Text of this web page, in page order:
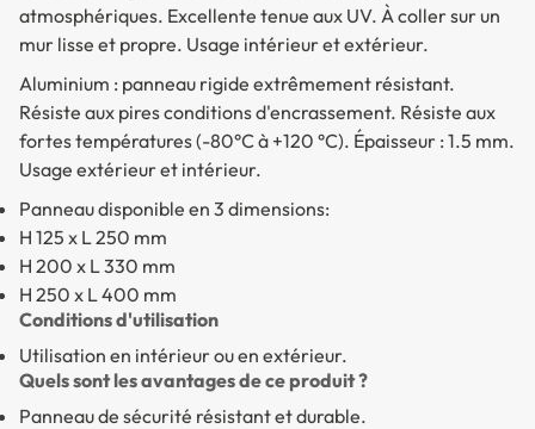
atmosphériques. Excellente tenue aux UV. À coller sur un
mur lisse et propre. Usage intérieur et extérieur.
Aluminium : panneau rigide extrêmement résistant.
Résiste aux pires conditions d'encrassement. Résiste aux
fortes températures (-80°C à +120 °C). Épaisseur : 1.5 mm.
Usage extérieur et intérieur.
Panneau disponible en 3 dimensions:
H 125 x L 250 mm
H 200 x L 330 mm
H 250 x L 400 mm
Conditions d'utilisation
Utilisation en intérieur ou en extérieur.
Quels sont les avantages de ce produit ?
Panneau de sécurité résistant et durable.